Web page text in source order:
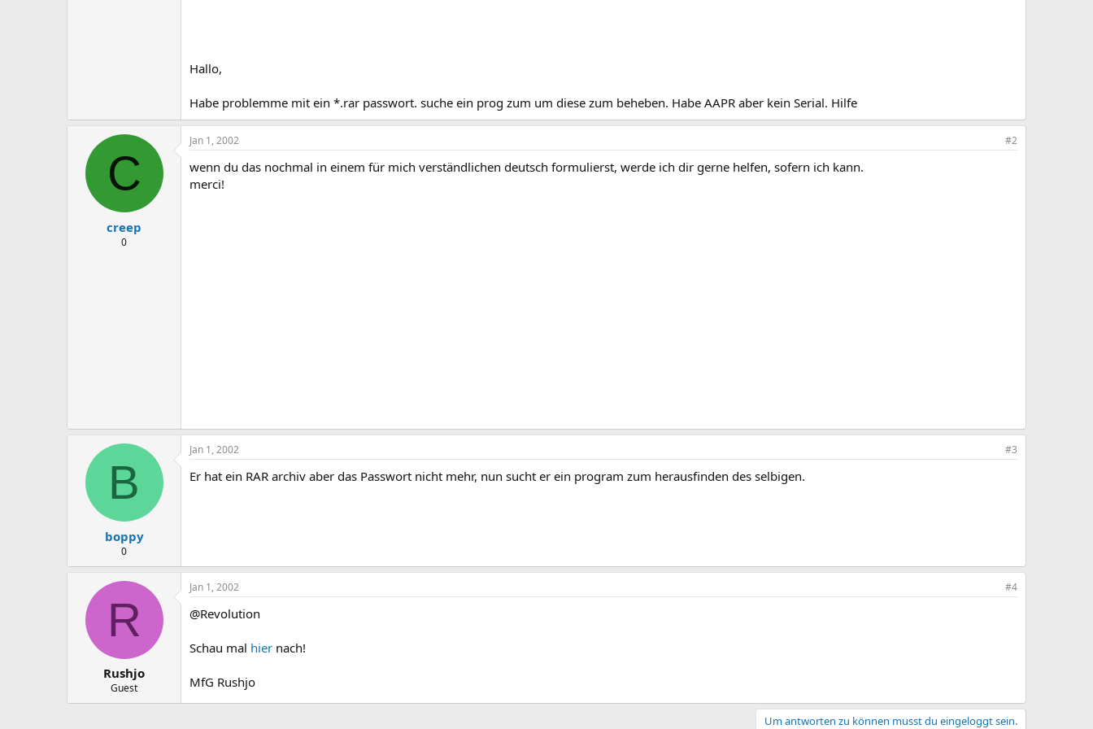
Hallo,
Habe problemme mit ein *.rar passwort. suche ein prog zum um diese zum beheben. Habe AAPR aber kein Serial. Hilfe
C
creep
0
Jan 1, 2002 #2
wenn du das nochmal in einem für mich verständlichen deutsch formulierst, werde ich dir gerne helfen, sofern ich kann.
merci!
B
boppy
0
Jan 1, 2002 #3
Er hat ein RAR archiv aber das Passwort nicht mehr, nun sucht er ein program zum herausfinden des selbigen.
R
Rushjo
Guest
Jan 1, 2002 #4
@Revolution
Schau mal hier nach!
MfG Rushjo
Um antworten zu können musst du eingeloggt sein.